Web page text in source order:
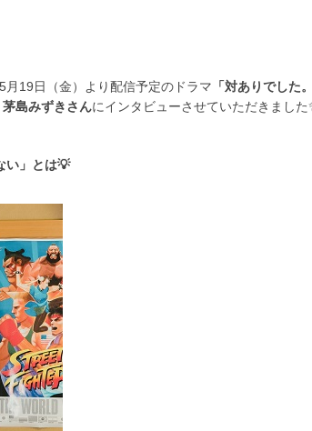
5月 19日（金）より配信予定のドラマ 「対ありでした
茅島みずきさんにインタビューさせていただきました
い」とは💡